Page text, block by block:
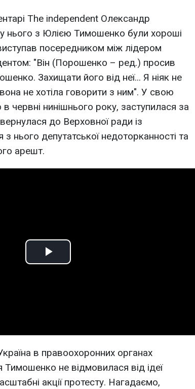
The independent Олександр
нього з Юлією Тимошенко були хороші
виступав посередником між лідером
"Він (Порошенко – ред.) просив
Захищати його від неї... Я ніяк не
не хотіла говорити з ним". У свою
червні нинішнього року, заступилася за
до Верховної ради із
нього депутатської недоторканності та
арешт.
Play
в правоохоронних органах
не відмовилася від ідеї
акції протесту. Нагадаємо,